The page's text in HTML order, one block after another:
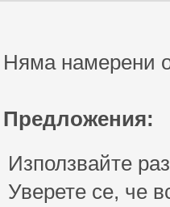
Няма намерени
Предложения:
Използвайте
Уверете се, че